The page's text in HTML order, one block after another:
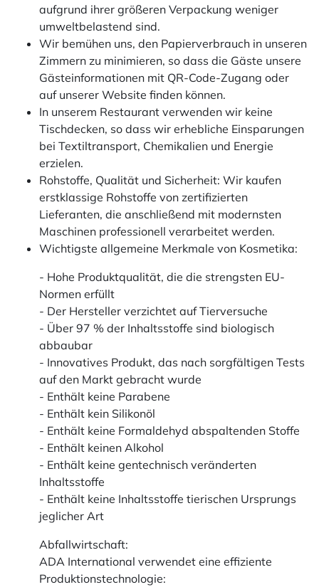
aufgrund ihrer größeren Verpackung weniger
umweltbelastend sind.
Wir bemühen uns, den Papierverbrauch in unseren
Zimmern zu minimieren, so dass die Gäste unsere
Gästeinformationen mit QR-Code-Zugang oder
auf unserer Website finden können.
In unserem Restaurant verwenden wir keine
Tischdecken, so dass wir erhebliche Einsparungen
bei Textiltransport, Chemikalien und Energie
erzielen.
Rohstoffe, Qualität und Sicherheit: Wir kaufen
erstklassige Rohstoffe von zertifizierten
Lieferanten, die anschließend mit modernsten
Maschinen professionell verarbeitet werden.
Wichtigste allgemeine Merkmale von Kosmetika:
- Hohe Produktqualität, die die strengsten EU-
Normen erfüllt
- Der Hersteller verzichtet auf Tierversuche
- Über 97 % der Inhaltsstoffe sind biologisch
abbaubar
- Innovatives Produkt, das nach sorgfältigen Tests
auf den Markt gebracht wurde
- Enthält keine Parabene
- Enthält kein Silikonöl
- Enthält keine Formaldehyd abspaltenden Stoffe
- Enthält keinen Alkohol
- Enthält keine gentechnisch veränderten
Inhaltsstoffe
- Enthält keine Inhaltsstoffe tierischen Ursprungs
jeglicher Art
Abfallwirtschaft:
ADA International verwendet eine effiziente
Produktionstechnologie: